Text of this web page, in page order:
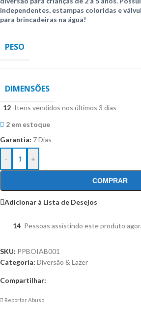
independentes, estampas coloridas e
para brincadeiras na água!
PESO
DIMENSÕES
12 Itens vendidos nos últimos 3 dias
2 em estoque
Garantia: 7 Dias
- +
COMPRAR
Adicionar à Lista de Desejos
14 Pessoas assistindo este produto
SKU: PPBOIAB001
Categoria: Diversão & Lazer
Compartilhar:
Reportar Abuso